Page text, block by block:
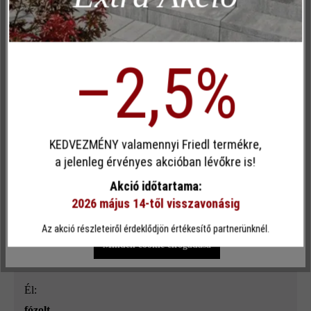
jégszürke árnyalt
roppantott
Rendeltetés:
, magaságyak, oszlopok és pillérek
él:
Kényelem (weboldal működése) Inaktív
Kényelem (Google Térkép) Inaktív
Egyéni cookie elfogadása
Ez a webhely cookie-kat használ, hogy a lehető legjobb
funkcionalitást kínálja Önnek...További információ
Egyéni beállítások Csak funkcionális cookie elfogadása
Minden cookie elfogadása
–2,5%
KEDVEZMÉNY valamennyi Friedl termékre,
a jelenleg érvényes akcióban lévőkre is!
Akció időtartama:
2026 május 14-től visszavonásig
Az akció részleteiről érdeklődjön értékesítő partnerünknél.